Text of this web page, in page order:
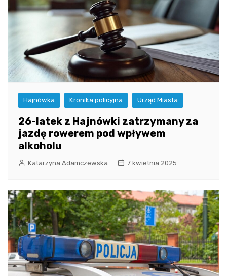
Hajnówka Kronika policyjna Urząd Miasta
26-latek z Hajnówki zatrzymany za
jazdę rowerem pod wpływem
alkoholu
Katarzyna Adamczewska 7 kwietnia 2025